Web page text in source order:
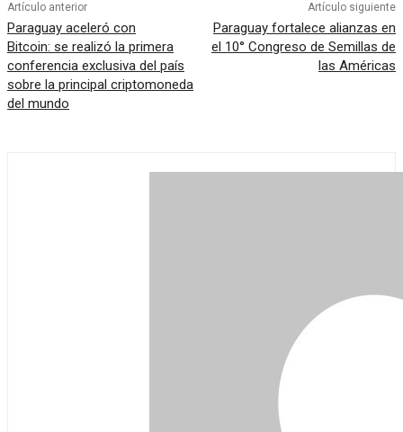
Artículo anterior
Paraguay aceleró con
Bitcoin: se realizó la primera
conferencia exclusiva del país
sobre la principal criptomoneda
del mundo
Artículo siguiente
Paraguay fortalece alianzas en
el 10° Congreso de Semillas de
las Américas